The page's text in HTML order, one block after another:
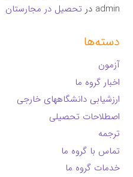
admin در تحصیل در مجارستان
دسته‌ها
آزمون
اخبار گروه ما
ارزشیابی دانشگاههای خارجی
اصطلاحات تحصیلی
ترجمه
تماس با گروه ما
خدمات گروه ما